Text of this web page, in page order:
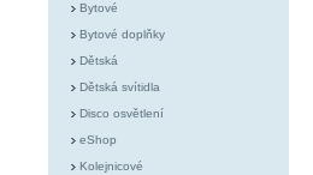
Bytové
Bytové doplňky
Dětská
Dětská svítidla
Disco osvětlení
eShop
Kolejnicové